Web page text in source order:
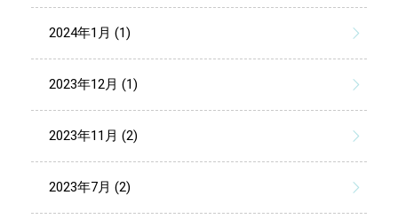
2024年1月 (1)
2023年12月 (1)
2023年11月 (2)
2023年7月 (2)